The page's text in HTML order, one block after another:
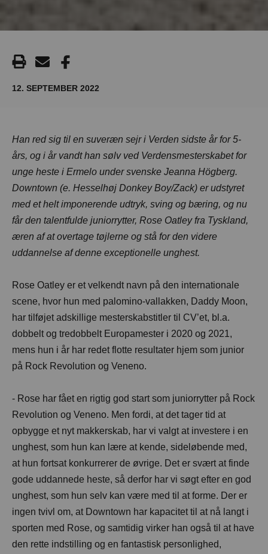
12. SEPTEMBER 2022
Han red sig til en suveræn sejr i Verden sidste år for 5-
års, og i år vandt han sølv ved Verdensmesterskabet for
unge heste i Ermelo under svenske Jeanna Högberg.
Downtown (e. Hesselhøj Donkey Boy/Zack) er udstyret
med et helt imponerende udtryk, sving og bæring, og nu
får den talentfulde juniorrytter, Rose Oatley fra Tyskland,
æren af at overtage tøjlerne og stå for den videre
uddannelse af denne exceptionelle unghest.
Rose Oatley er et velkendt navn på den internationale
scene, hvor hun med palomino-vallakken, Daddy Moon,
har tilføjet adskillige mesterskabstitler til CV’et, bl.a.
dobbelt og tredobbelt Europamester i 2020 og 2021,
mens hun i år har redet flotte resultater hjem som junior
på Rock Revolution og Veneno.
- Rose har fået en rigtig god start som juniorrytter på Rock
Revolution og Veneno. Men fordi, at det tager tid at
opbygge et nyt makkerskab, har vi valgt at investere i en
unghest, som hun kan lære at kende, sideløbende med,
at hun fortsat konkurrerer de øvrige. Det er svært at finde
gode uddannede heste, så derfor har vi søgt efter en god
unghest, som hun selv kan være med til at forme. Der er
ingen tvivl om, at Downtown har kapacitet til at nå langt i
sporten med Rose, og samtidig virker han også til at have
den rette indstilling og en fantastisk personlighed,